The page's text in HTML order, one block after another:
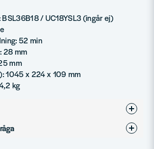
/ UC18YSL3 (ingår ej)
52 min
28 mm
mm
1045 x 224 x 109 mm
kg